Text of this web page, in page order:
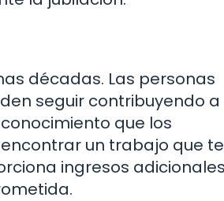
décadas. Las personas
seguir contribuyendo a
que los
un trabajo que te
ingresos